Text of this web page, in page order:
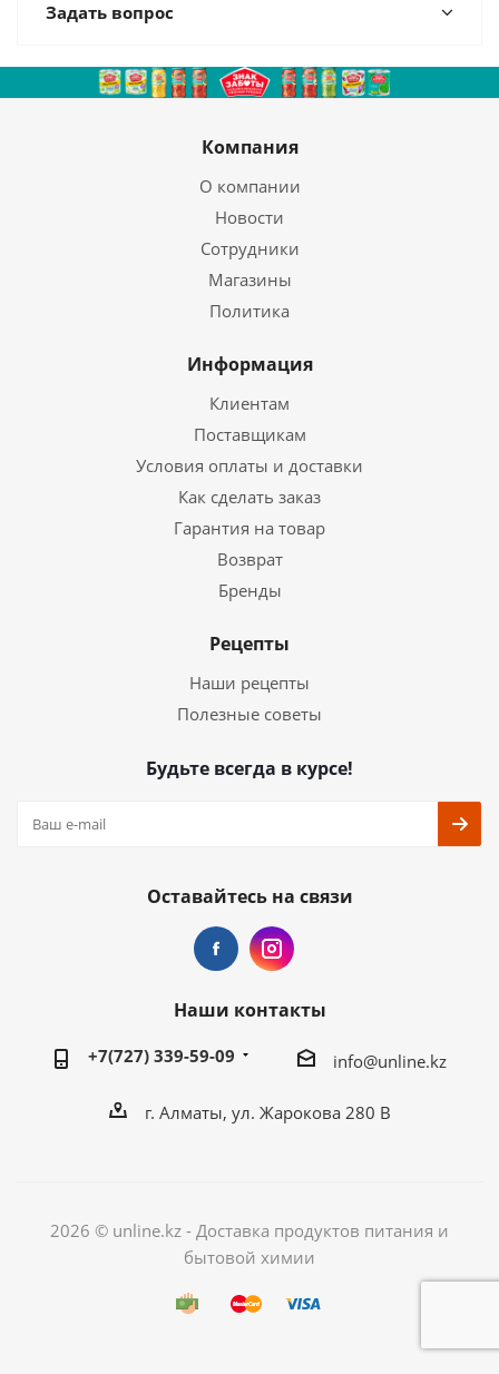
Задать вопрос
Компания
О компании
Новости
Сотрудники
Магазины
Политика
Информация
Клиентам
Поставщикам
Условия оплаты и доставки
Как сделать заказ
Гарантия на товар
Возврат
Бренды
Рецепты
Наши рецепты
Полезные советы
Будьте всегда в курсе!
Оставайтесь на связи
Наши контакты
+7(727) 339-59-09 info@unline.kz
г. Алматы, ул. Жарокова 280 В
2026 © unline.kz - Доставка продуктов питания и
бытовой химии